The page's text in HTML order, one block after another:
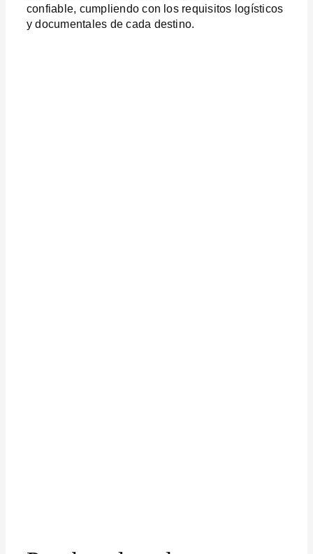
confiable, cumpliendo con los requisitos logísticos
y documentales de cada destino.